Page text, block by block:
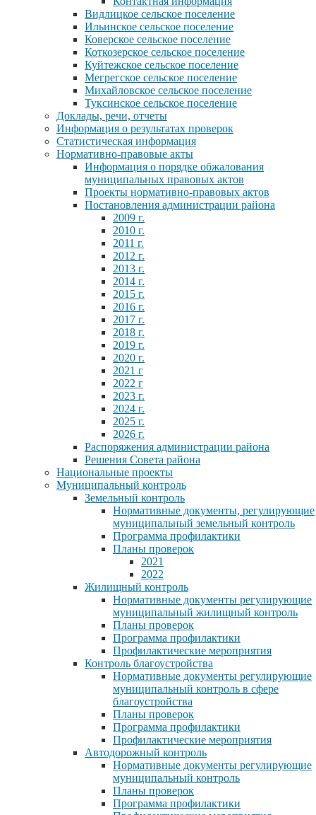
Видлицкое сельское поселение
Ильинское сельское поселение
Коверское сельское поселение
Коткозерское сельское поселение
Куйтежское сельское поселение
Мегрегское сельское поселение
Михайловское сельское поселение
Туксинское сельское поселение
Доклады, речи, отчеты
Информация о результатах проверок
Статистическая информация
Нормативно-правовые акты
Информация о порядке обжалования
муниципальных правовых актов
Проекты нормативно-правовых актов
Постановления администрации района
2009 г.
2010 г.
2011 г.
2012 г.
2013 г.
2014 г.
2015 г.
2016 г.
2017 г.
2018 г.
2019 г.
2020 г.
2021 г
2022 г
2023 г.
2024 г.
2025 г.
2026 г.
Распоряжения администрации района
Решения Совета района
Национальные проекты
Муниципальный контроль
Земельный контроль
Нормативные документы, регулирующие
муниципальный земельный контроль
Программа профилактики
Планы проверок
2021
2022
Жилищный контроль
Нормативные документы регулирующие
муниципальный жилищный контроль
Планы проверок
Программа профилактики
Профилактические мероприятия
Контроль благоустройства
Нормативные документы регулирующие
муниципальный контроль в сфере
благоустройства
Планы проверок
Программа профилактики
Профилактические мероприятия
Автодорожный контроль
Нормативные документы регулирующие
муниципальный контроль
Планы проверок
Программа профилактики